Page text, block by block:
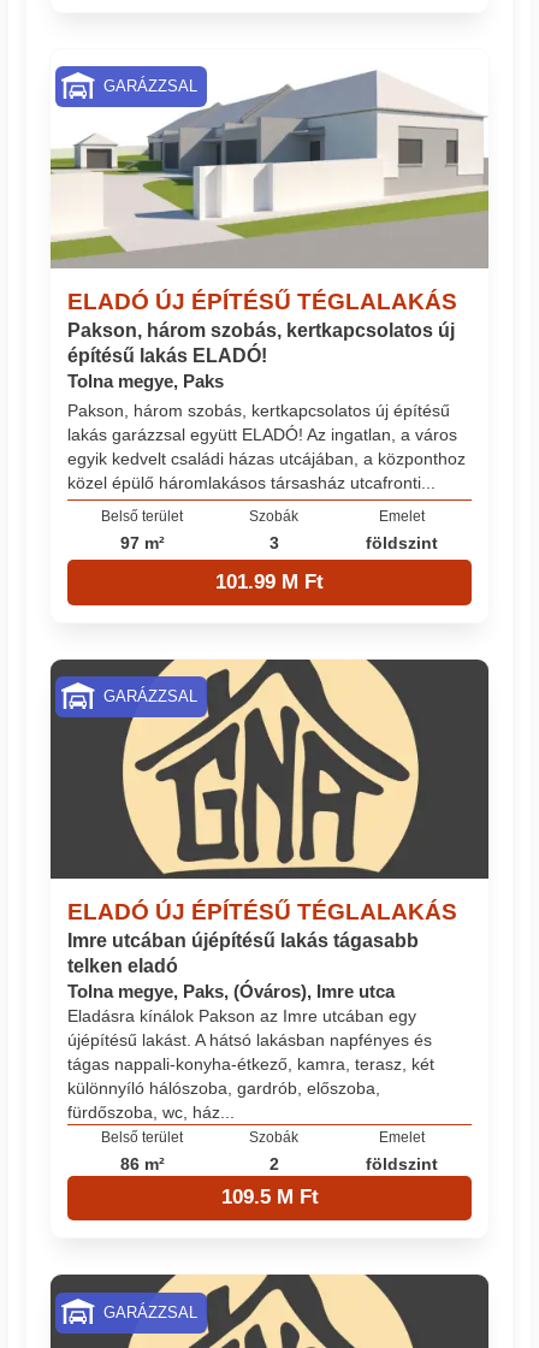
ELADÓ ÚJ ÉPÍTÉSŰ TÉGLALAKÁS
Pakson, három szobás, kertkapcsolatos új
építésű lakás ELADÓ!
Tolna megye, Paks
Pakson, három szobás, kertkapcsolatos új építésű
lakás garázzsal együtt ELADÓ! Az ingatlan, a város
egyik kedvelt családi házas utcájában, a központhoz
közel épülő háromlakásos társasház utcafronti...
Belső terület
97 m²
Szobák
3
Emelet
földszint
101.99 M Ft
GARÁZZSAL
ELADÓ ÚJ ÉPÍTÉSŰ TÉGLALAKÁS
Imre utcában újépítésű lakás tágasabb
telken eladó
Tolna megye, Paks, (Óváros), Imre utca
Eladásra kínálok Pakson az Imre utcában egy
újépítésű lakást. A hátsó lakásban napfényes és
tágas nappali-konyha-étkező, kamra, terasz, két
különnyíló hálószoba, gardrób, előszoba,
fürdőszoba, wc, ház...
Belső terület
86 m²
Szobák
2
Emelet
földszint
109.5 M Ft
GARÁZZSAL
GARÁZZSAL